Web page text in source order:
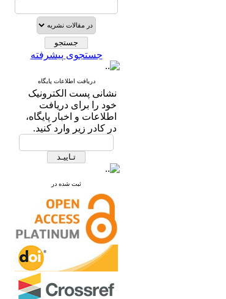
جستجوی پیشرفته
دریافت اطلاعات پایگاه
نشانی پست الکترونیک
خود را برای دریافت
اطلاعات و اخبار پایگاه،
در کادر زیر وارد کنید.
ثبت شده در